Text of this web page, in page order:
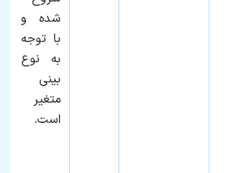
شده و
با توجه
به نوع
بینی
متغیر
است.